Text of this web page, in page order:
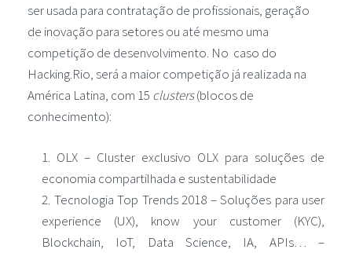
ser usada para contratação de profissionais, geração
de inovação para setores ou até mesmo uma
competição de desenvolvimento. No caso do
Hacking.Rio, será a maior competição já realizada na
América Latina, com 15 clusters(blocos de
conhecimento):
OLX – Cluster exclusivo OLX para soluções de
economia compartilhada e sustentabilidade
Tecnologia Top Trends 2018 – Soluções para user
experience (UX), know your customer (KYC),
Blockchain, IoT, Data Science, IA, APIs… –